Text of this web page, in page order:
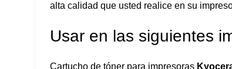
alta calidad que usted realice en su
Usar en las siguientes
Cartucho de tóner para impresoras